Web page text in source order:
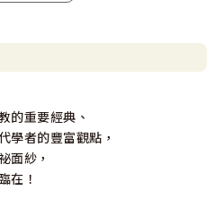
重要經典、
者的豐富觀點，
紗，
在！